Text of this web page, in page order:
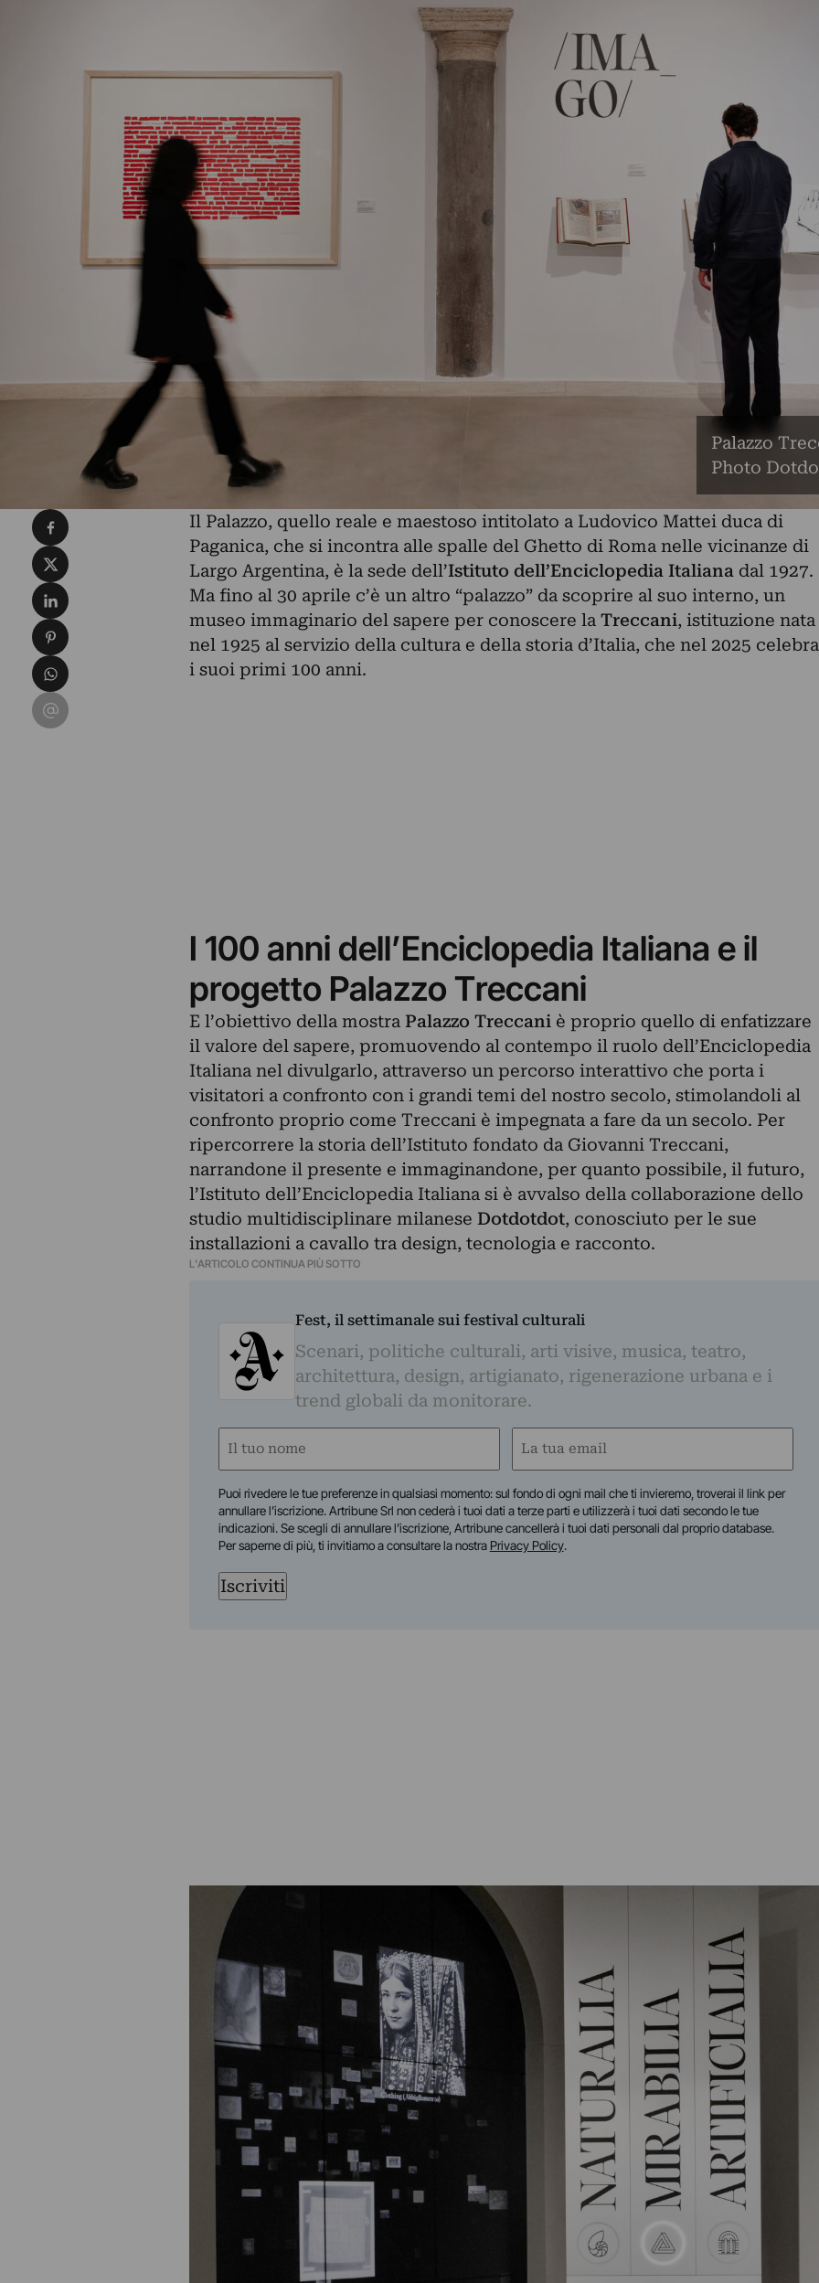
Palazzo
Photo
Il Palazzo, quello reale e maestoso intitolato a Ludovico Mattei duca di
Paganica, che si incontra alle spalle del Ghetto di Roma nelle vicinanze di
Largo Argentina, è la sede dell’Istituto dell’Enciclopedia Italiana dal 1927.
Ma fino al 30 aprile c’è un altro “palazzo” da scoprire al suo interno, un
museo immaginario del sapere per conoscere laTreccani, istituzione nata
nel 1925 al servizio della cultura e della storia d’Italia, che nel 2025 celebra
i suoi primi 100 anni.
I 100 anni dell’Enciclopedia Italiana e il
progetto Palazzo Treccani
E l’obiettivo della mostra Palazzo Treccaniè proprio quello di enfatizzare
il valore del sapere, promuovendo al contempo il ruolo dell’Enciclopedia
Italiana nel divulgarlo, attraverso un percorso interattivo che porta i
visitatori a confronto con i grandi temi del nostro secolo, stimolandoli al
confronto proprio come Treccani è impegnata a fare da un secolo. Per
ripercorrere la storia dell’Istituto fondato da Giovanni Treccani,
narrandone il presente e immaginandone, per quanto possibile, il futuro,
l’Istituto dell’Enciclopedia Italiana si è avvalso della collaborazione dello
studio multidisciplinare milanese Dotdotdot, conosciuto per le sue
installazioni a cavallo tra design, tecnologia e racconto.
L'ARTICOLO CONTINUA PIÙ SOTTO
Fest, il settimanale sui festival culturali
Scenari, politiche culturali, arti visive, musica, teatro,
architettura, design, artigianato, rigenerazione urbana e i
trend globali da monitorare.
Nome
Email
Puoi rivedere le tue preferenze in qualsiasi momento: sul fondo di ogni mail che ti invieremo, troverai il link per
annullare l’iscrizione. Artribune Srl non cederà i tuoi dati a terze parti e utilizzerà i tuoi dati secondo le tue
indicazioni. Se scegli di annullare l’iscrizione, Artribune cancellerà i tuoi dati personali dal proprio database.
Per saperne di più, ti invitiamo a consultare la nostra Privacy Policy.
Iscriviti
Condividi su Facebook
Condividi su X
Condividi su LinkedIn
Condividi su Pinterest
Condividi su WhatsApp
Condividi su Email